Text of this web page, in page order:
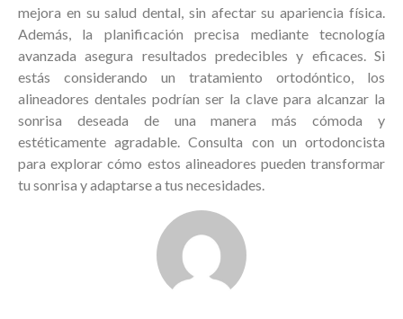
mejora en su salud dental, sin afectar su apariencia física.
Además, la planificación precisa mediante tecnología
avanzada asegura resultados predecibles y eficaces. Si
estás considerando un tratamiento ortodóntico, los
alineadores dentales podrían ser la clave para alcanzar la
sonrisa deseada de una manera más cómoda y
estéticamente agradable. Consulta con un ortodoncista
para explorar cómo estos alineadores pueden transformar
tu sonrisa y adaptarse a tus necesidades.